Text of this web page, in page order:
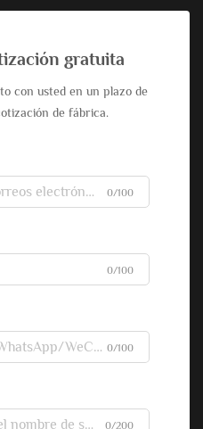
gratuita
con usted en un plazo de
de fábrica.
0/100
0/100
0/100
0/200